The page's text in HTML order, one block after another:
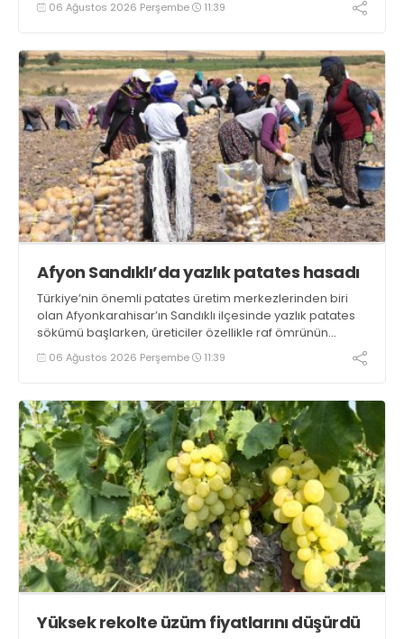
06 Ağustos 2026 Perşembe 11:39
Afyon Sandıklı’da yazlık patates hasadı
Türkiye’nin önemli patates üretim merkezlerinden biri
olan Afyonkarahisar’ın Sandıklı ilçesinde yazlık patates
sökümü başlarken, üreticiler özellikle raf ömrünün
yaklaşık 2 ay olması ve rengi bakımından tüketimde
Sandıklı patatesinin daha fazla tercih edildiğini belirtti
06 Ağustos 2026 Perşembe 11:39
Yüksek rekolte üzüm fiyatlarını düşürdü